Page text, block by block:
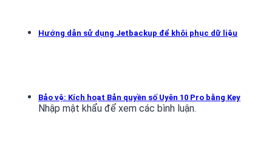
Hướng dẫn sử dụng Jetbackup để khôi phục dữ liệu
Bảo vệ: Kích hoạt Bản quyền số Uyên 10 Pro bằng Key
Nhập mật khẩu để xem các bình luận.